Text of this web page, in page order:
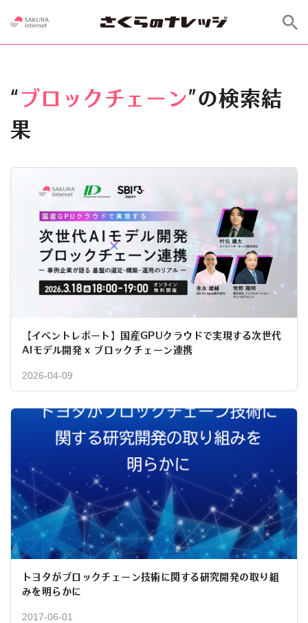
“ ブロックチェーン”の検索結
果
【イベントレポート】国産GPUクラウドで実現する次世代
AIモデル開発 x ブロックチェーン連携
2026-04-09
トヨタがブロックチェーン技術に関する研究開発の取り組
みを明らかに
2017-06-01